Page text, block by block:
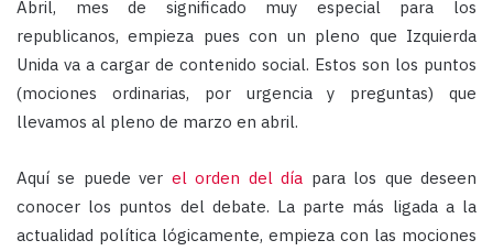
Abril, mes de significado muy especial para los
republicanos, empieza pues con un pleno que Izquierda
Unida va a cargar de contenido social. Estos son los puntos
(mociones ordinarias, por urgencia y preguntas) que
llevamos al pleno de marzo en abril.
Aquí se puede ver el orden del día para los que deseen
conocer los puntos del debate. La parte más ligada a la
actualidad política lógicamente, empieza con las mociones